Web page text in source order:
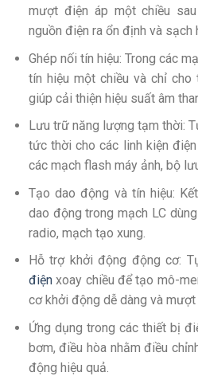
mượt điện áp một chiều
nguồn điện ra ổn định và sạch
Ghép nối tín hiệu: Trong các
tín hiệu một chiều và chỉ cho
giúp cải thiện hiệu suất âm
Lưu trữ năng lượng tạm thời:
tức thời cho các linh kiện
các mạch flash máy ảnh, bộ
Tạo dao động và tín hiệu:
dao động trong mạch LC
radio, mạch tạo xung.
Hỗ trợ khởi động động cơ:
điệnxoay chiều để tạo mô-
cơ khởi động dễ dàng và mượt
Ứng dụng trong các thiết bị
bơm, điều hòa nhằm điều
động hiệu quả.